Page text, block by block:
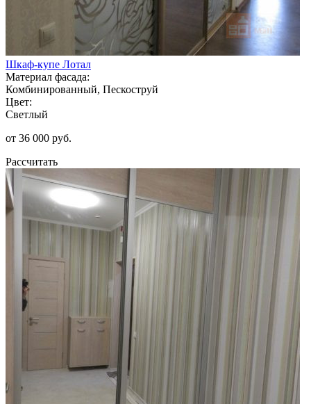
Шкаф-купе Лотал
Материал фасада:
Комбинированный, Пескоструй
Цвет:
Светлый
от 36 000 руб.
Рассчитать